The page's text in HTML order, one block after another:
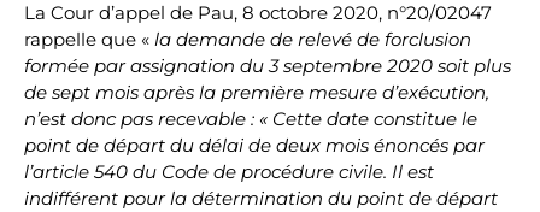
La Cour d’appel de Pau, 8 octobre 2020, n°20/02047
rappelle que « la demande de relevé de forclusion
formée par assignation du 3 septembre 2020 soit plus
de sept mois après la première mesure d’exécution,
n’est donc pas recevable : « Cette date constitue le
point de départ du délai de deux mois énoncés par
l’article 540 du Code de procédure civile. Il est
indifférent pour la détermination du point de départ